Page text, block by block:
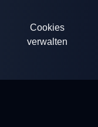
Cookies
verwalten